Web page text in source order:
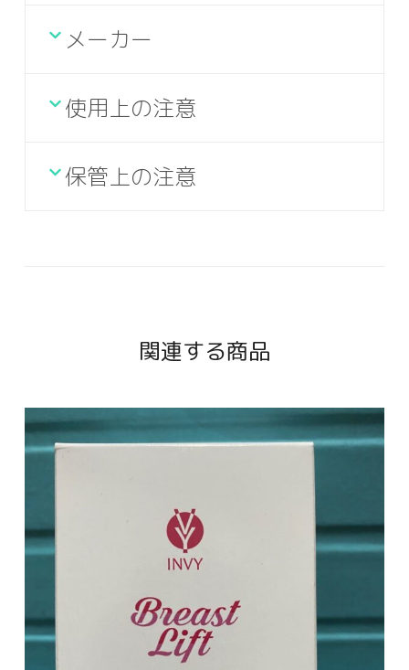
メーカー
使用上の注意
保管上の注意
関連する商品